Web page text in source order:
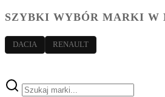
SZYBKI WYBÓR MARKI W
DACIA RENAULT